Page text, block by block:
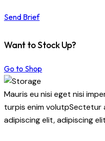
Send Brief
Want to Stock Up?
Go to Shop
Mauris eu nisi eget nisi
turpis enim volutpSectetur
adipiscing elit, adipiscing